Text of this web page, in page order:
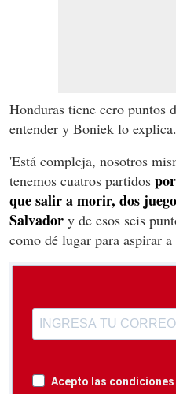
Honduras tiene cero puntos
entender y Boniek lo explica.
'Está compleja, nosotros
tenemos cuatros partidos
que salir a morir, dos
Salvador y de esos seis
como dé lugar para aspirar
Acepto las